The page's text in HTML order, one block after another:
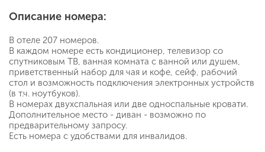
Описание номера:
В отеле 207 номеров.
В каждом номере есть кондиционер, телевизор со
спутниковым ТВ, ванная комната с ванной или душем,
приветственный набор для чая и кофе, сейф, рабочий
стол и возможность подключения электронных устройств
(в т.ч. ноутбуков).
В номерах двухспальная или две односпальные кровати.
Дополнительное место - диван - возможно по
предварительному запросу.
Есть номера с удобствами для инвалидов.